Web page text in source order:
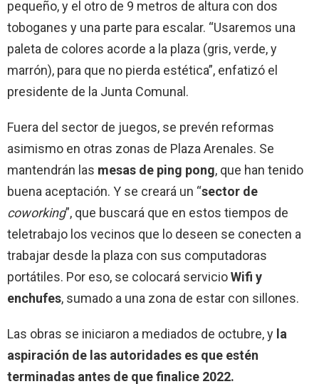
pequeño, y el otro de 9 metros de altura con dos
toboganes y una parte para escalar. “Usaremos una
paleta de colores acorde a la plaza (gris, verde, y
marrón), para que no pierda estética”, enfatizó el
presidente de la Junta Comunal.
Fuera del sector de juegos, se prevén reformas
asimismo en otras zonas de Plaza Arenales. Se
mantendrán las mesas de ping pong, que han tenido
buena aceptación. Y se creará un “sector de
coworking”, que buscará que en estos tiempos de
teletrabajo los vecinos que lo deseen se conecten a
trabajar desde la plaza con sus computadoras
portátiles. Por eso, se colocará servicioWifi y
enchufes, sumado a una zona de estar con sillones.
Las obras se iniciaron a mediados de octubre, y la
aspiración de las autoridades es que estén
terminadas antes de que finalice 2022.